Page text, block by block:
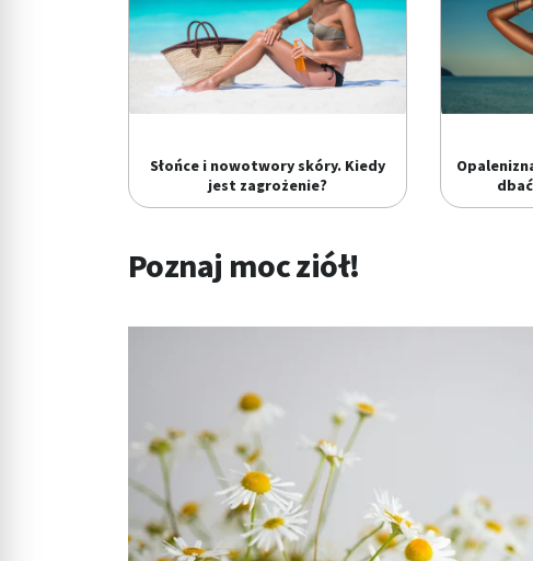
Słońce i nowotwory skóry. Kiedy
jest zagrożenie?
Poznaj moc ziół!